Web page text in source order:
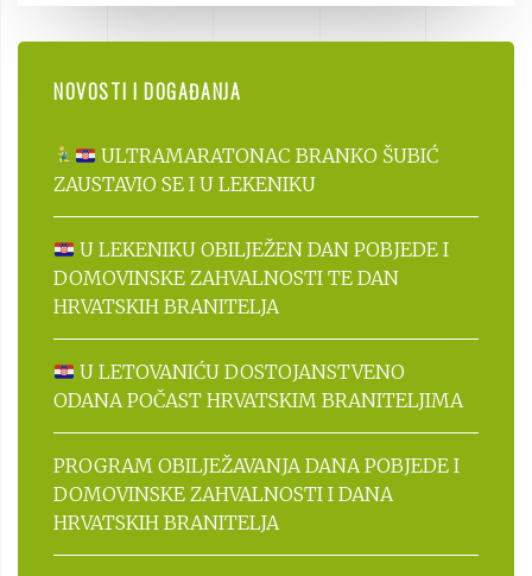
NOVOSTI I DOGAĐANJA
ULTRAMARATONAC BRANKO ŠUBIĆ
ZAUSTAVIO SE I U LEKENIKU
U LEKENIKU OBILJEŽEN DAN POBJEDE I
DOMOVINSKE ZAHVALNOSTI TE DAN
HRVATSKIH BRANITELJA
U LETOVANIĆU DOSTOJANSTVENO
ODANA POČAST HRVATSKIM BRANITELJIMA
PROGRAM OBILJEŽAVANJA DANA POBJEDE I
DOMOVINSKE ZAHVALNOSTI I DANA
HRVATSKIH BRANITELJA